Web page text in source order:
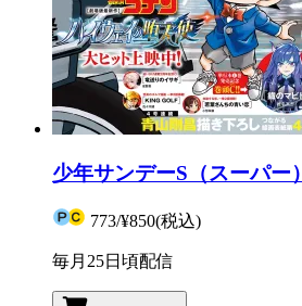
少年サンデーS（スーパー）
773/¥850(税込)
毎月25日頃配信